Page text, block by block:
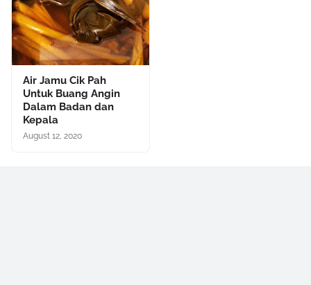
Air Jamu Cik Pah
Untuk Buang Angin
Dalam Badan dan
Kepala
August 12, 2020